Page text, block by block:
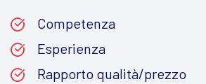
Competenza
Esperienza
Rapporto qualità/prezzo